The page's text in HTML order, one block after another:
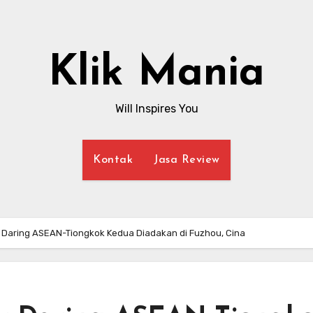
Klik Mania
Will Inspires You
Kontak Jasa Review
ASEAN-Tiongkok Kedua Diadakan di Fuzhou, Cina